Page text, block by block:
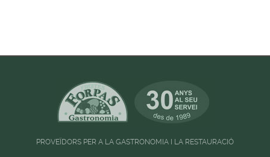
PROVEÏDORS PER A LA GASTRONOMIA I LA RESTAURACIÓ